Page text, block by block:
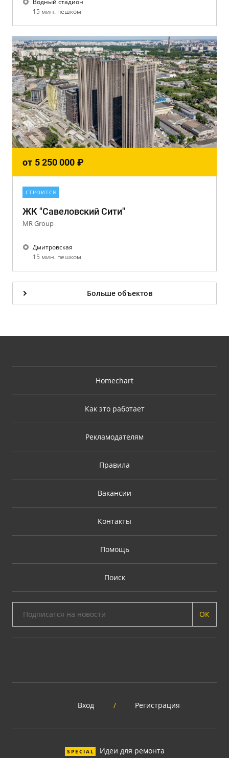
Водный стадион
15 мин. пешком
от 5 250 000 ₽
СТРОИТСЯ
ЖК "Савеловский Сити"
MR Group
Дмитровская
15 мин. пешком
Больше объектов
Homechart
Как это работает
Рекламодателям
Правила
Вакансии
Контакты
Помощь
Поиск
ОК
Вход / Регистрация
SPECIAL Идеи для ремонта